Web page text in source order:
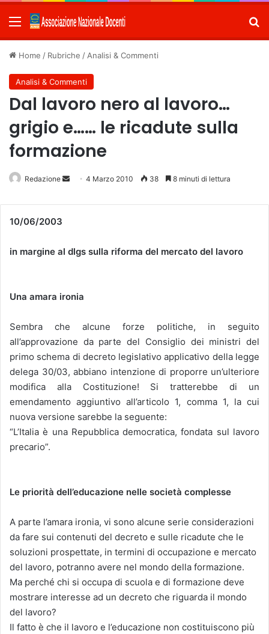
Menu
Home / Rubriche / Analisi & Commenti
Analisi & Commenti
Dal lavoro nero al lavoro…
grigio e…… le ricadute sulla
formazione
Redazione
Invia 4 Marzo 2010 38 8 minuti di lettura
10/06/2003
in margine al dlgs sulla riforma del mercato del lavoro
Una amara ironia
Sembra che alcune forze politiche, in seguito
all’approvazione da parte del Consiglio dei ministri del
primo schema di decreto legislativo applicativo della legge
delega 30/03, abbiano intenzione di proporre un’ulteriore
modifica alla Costituzione! Si tratterebbe di un
emendamento aggiuntivo all’articolo 1, comma 1, la cui
nuova versione sarebbe la seguente:
“L’Italia è una Repubblica democratica, fondata sul lavoro
precario”.
Le priorità dell’educazione nelle società complesse
A parte l’amara ironia, vi sono alcune serie considerazioni
da fare sui contenuti del decreto e sulle ricadute che le
soluzioni prospettate, in termini di occupazione e mercato
del lavoro, potranno avere nel mondo della formazione.
Ma perché chi si occupa di scuola e di formazione deve
mostrare interesse ad un decreto che riguarda il mondo
del lavoro?
Il fatto è che il lavoro e l’educazione non costituiscono più